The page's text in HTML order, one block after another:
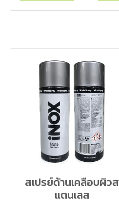
สเปรย์ด้านเคลือบผิวส
แตนเลส